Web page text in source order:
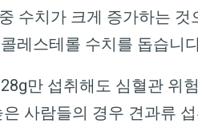
수치가 크게 증가하는 것
레스테롤 수치를 돕습니
28g만 섭취해도 심혈관 위
사람들의 경우 견과류